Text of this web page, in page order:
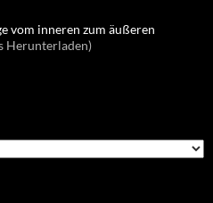
vom inneren zum äußeren
Herunterladen)